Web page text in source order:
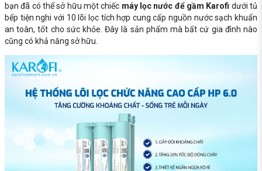
bạn đã có thể sở hữu một chiếc máy lọc nước để gầm Karofi dưới tủ
bếp tiện nghi với 10 lõi lọc tích hợp cung cấp nguồn nước sạch khuẩn
an toàn, tốt cho sức khỏe. Đây là sản phẩm mà bất cứ gia đình nào
cũng có khả năng sở hữu.